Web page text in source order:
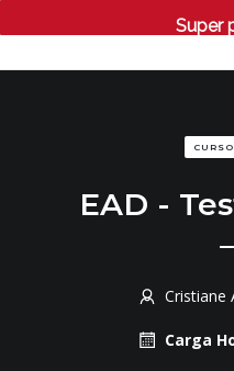
Super
EAD -
Cristiane
Carga